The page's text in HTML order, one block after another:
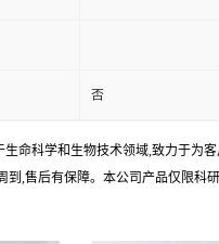
否
命科学和生物技术领域,致力于为
到,售后有保障。本公司产品仅限科